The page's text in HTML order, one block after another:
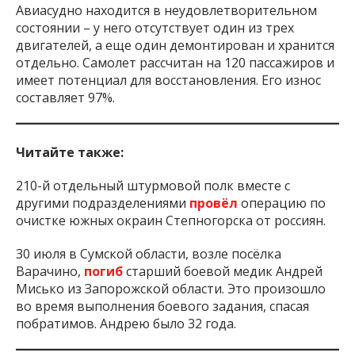
Авиасудно находится в неудовлетворительном
состоянии – у него отсутствует один из трех
двигателей, а еще один демонтирован и хранится
отдельно. Самолет рассчитан на 120 пассажиров и
имеет потенциал для восстановления. Его износ
составляет 97%.
Читайте также:
210-й отдельный штурмовой полк вместе с
другими подразделениями провёл операцию по
очистке южных окраин Степногорска от россиян.
30 июля в Сумской области, возле посёлка
Варачино, погибстарший боевой медик Андрей
Мисько из Запорожской области. Это произошло
во время выполнения боевого задания, спасая
побратимов. Андрею было 32 года.